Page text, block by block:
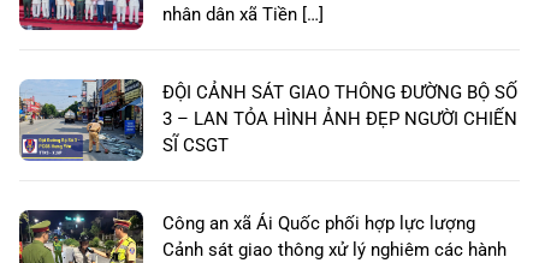
nhân dân xã Tiền […]
ĐỘI CẢNH SÁT GIAO THÔNG ĐƯỜNG BỘ SỐ
3 – LAN TỎA HÌNH ẢNH ĐẸP NGƯỜI CHIẾN
SĨ CSGT
Công an xã Ái Quốc phối hợp lực lượng
Cảnh sát giao thông xử lý nghiêm các hành